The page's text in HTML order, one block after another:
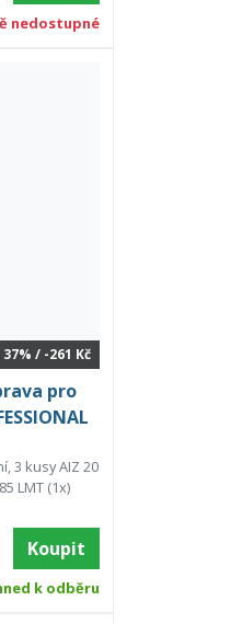
nedostupné
37% / -261 Kč
pro
3 kusy AIZ 20
LMT (1x)
Koupit
k odběru